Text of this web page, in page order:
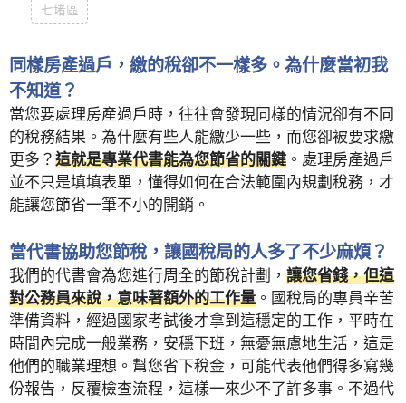
七堵區
同樣房產過戶，繳的稅卻不一樣多。為什麼當初我
不知道？
當您要處理房產過戶時，往往會發現同樣的情況卻有不同
的稅務結果。為什麼有些人能繳少一些，而您卻被要求繳
更多？ 這就是專業代書能為您節省的關鍵 。處理房產過戶
並不只是填填表單，懂得如何在合法範圍內規劃稅務，才
能讓您節省一筆不小的開銷。
當代書協助您節稅，讓國稅局的人多了不少麻煩？
我們的代書會為您進行周全的節稅計劃， 讓您省錢，但這
對公務員來說，意味著額外的工作量 。國稅局的專員辛苦
準備資料，經過國家考試後才拿到這穩定的工作，平時在
時間內完成一般業務，安穩下班，無憂無慮地生活，這是
他們的職業理想。幫您省下稅金，可能代表他們得多寫幾
份報告，反覆檢查流程，這樣一來少不了許多事。不過代